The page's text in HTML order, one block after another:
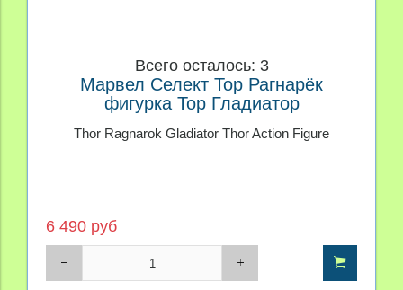
Всего осталось: 3
Марвел Селект Тор Рагнарёк
фигурка Тор Гладиатор
Thor Ragnarok Gladiator Thor Action Figure
6 490 руб